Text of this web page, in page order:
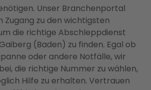
Unser Branchenportal
Zugang zu den wichtigsten
die richtige Abschleppdienst
(Baden) zu finden. Egal ob
oder andere Notfälle, wir
die richtige Nummer zu wählen,
Hilfe zu erhalten. Vertrauen